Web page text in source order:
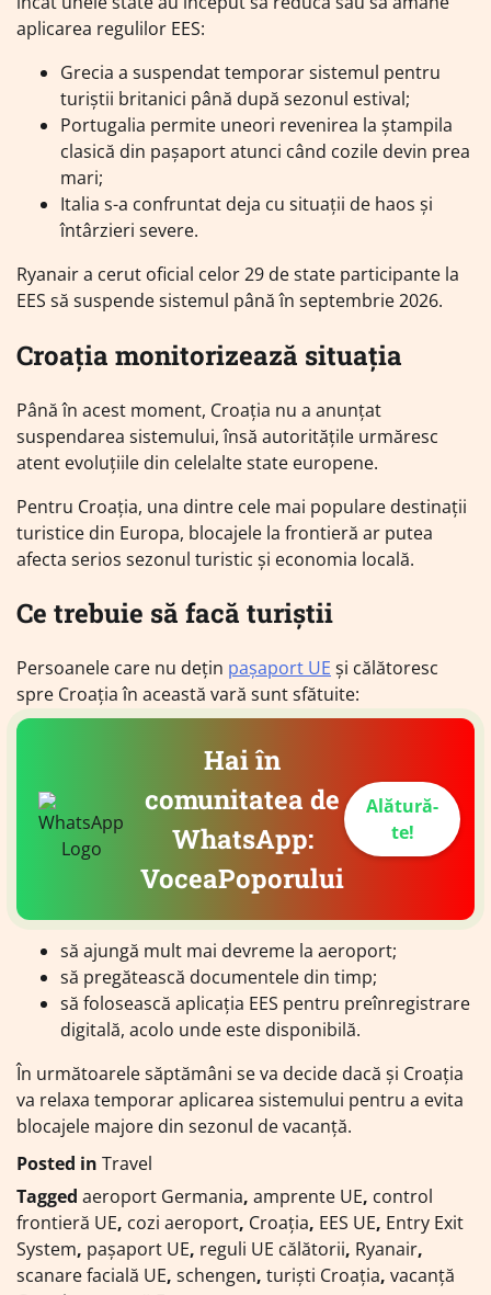
aplicarea regulilor EES:
Grecia a suspendat temporar sistemul pentru
turiștii britanici până după sezonul estival;
Portugalia permite uneori revenirea la ștampila
clasică din pașaport atunci când cozile devin prea
mari;
Italia s-a confruntat deja cu situații de haos și
întârzieri severe.
Ryanair a cerut oficial celor 29 de state participante la
EES să suspende sistemul până în septembrie 2026.
Croația monitorizează situația
Până în acest moment, Croația nu a anunțat
suspendarea sistemului, însă autoritățile urmăresc
atent evoluțiile din celelalte state europene.
Pentru Croația, una dintre cele mai populare destinații
turistice din Europa, blocajele la frontieră ar putea
afecta serios sezonul turistic și economia locală.
Ce trebuie să facă turiștii
Persoanele care nu dețin pașaport UE și călătoresc
spre Croația în această vară sunt sfătuite:
Hai în
comunitatea de
WhatsApp:
VoceaPoporului
Alătură-
te!
să ajungă mult mai devreme la aeroport;
să pregătească documentele din timp;
să folosească aplicația EES pentru preînregistrare
digitală, acolo unde este disponibilă.
În următoarele săptămâni se va decide dacă și Croația
va relaxa temporar aplicarea sistemului pentru a evita
blocajele majore din sezonul de vacanță.
Posted in Travel
Tagged aeroport Germania, amprente UE, control
frontieră UE, cozi aeroport, Croația, EES UE, Entry Exit
System, pașaport UE, reguli UE călătorii, Ryanair,
scanare facială UE, schengen, turiști Croația, vacanță